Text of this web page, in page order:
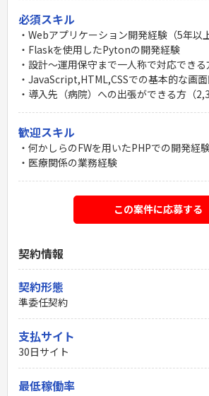
必須スキル
・Webアプリケーション開発経験（5年以上
・Flaskを使用したPytonの開発経験
・設計〜運用保守まで一人称で対応できる
・JavaScript,HTML,CSSでの基本的な画
・導入先（病院）への出張ができる方（
歓迎スキル
・何かしらのFWを用いたPHPでの開発経
・医療関係の業務経験
この案件に応募する
契約情報
契約形態
準委任契約
支払サイト
30日サイト
最低稼働率